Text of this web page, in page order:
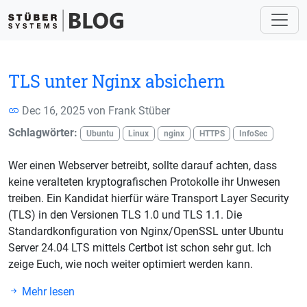
TLS unter Nginx absichern
Dec 16, 2025 von Frank Stüber
Schlagwörter:
Ubuntu Linux nginx HTTPS InfoSec
Wer einen Webserver betreibt, sollte darauf achten, dass
keine veralteten kryptografischen Protokolle ihr Unwesen
treiben. Ein Kandidat hierfür wäre Transport Layer Security
(TLS) in den Versionen TLS 1.0 und TLS 1.1. Die
Standardkonfiguration von Nginx/OpenSSL unter Ubuntu
Server 24.04 LTS mittels Certbot ist schon sehr gut. Ich
zeige Euch, wie noch weiter optimiert werden kann.
Mehr lesen